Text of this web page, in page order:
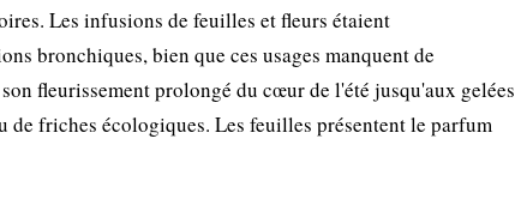
Les infusions de feuilles et fleurs étaient
bronchiques, bien que ces usages manquent de
fleurissement prolongé du cœur de l'été jusqu'aux gelées
de friches écologiques. Les feuilles présentent le parfum